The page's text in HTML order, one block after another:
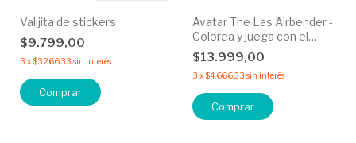
Valijita de stickers
$9.799,00
3 x$3.266,33 sin interés
Comprar
Avatar The Las Airbender -
Colorea y juega con el
maesto del aire.
$13.999,00
3 x$4.666,33 sin interés